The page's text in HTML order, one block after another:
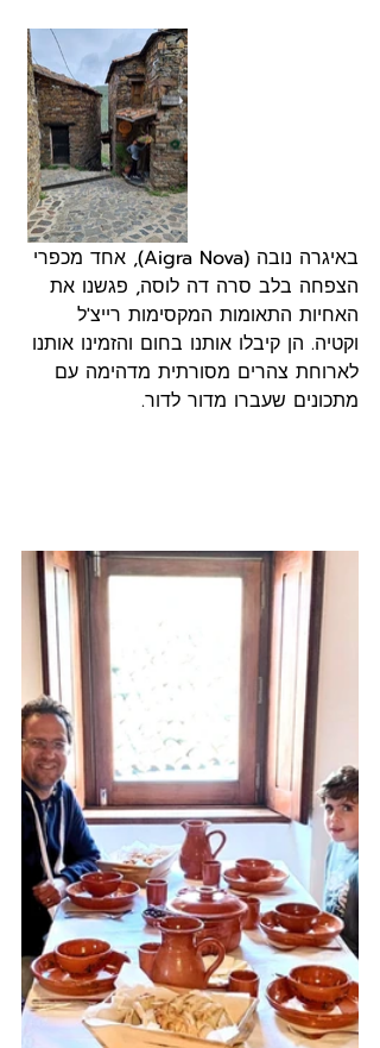
באיגרה נובה (Aigra Nova), אחד מכפרי
הצפחה בלב סרה דה לוסה, פגשנו את
האחיות התאומות המקסימות רייצ'ל
וקטיה. הן קיבלו אותנו בחום והזמינו אותנו
לארוחת צהרים מסורתית מדהימה עם
מתכונים שעברו מדור לדור.